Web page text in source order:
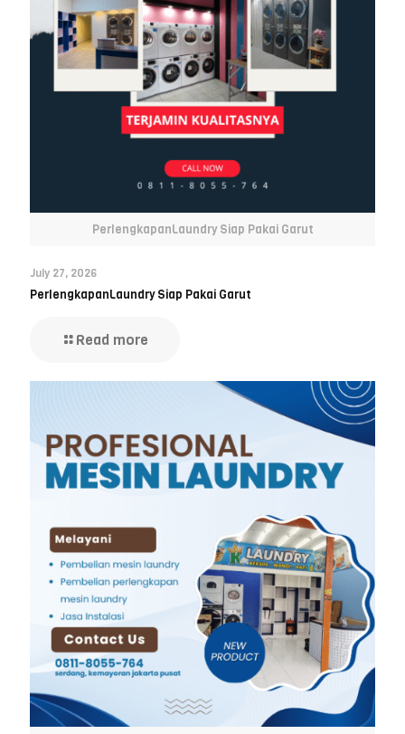
PerlengkapanLaundry Siap Pakai Garut
July 27, 2026
PerlengkapanLaundry Siap Pakai Garut
Read more